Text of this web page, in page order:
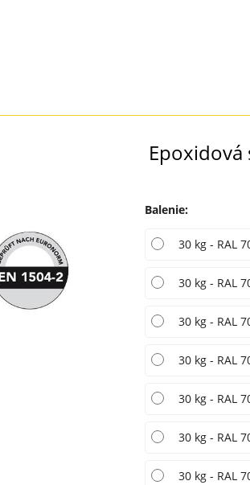
Epoxidová
Balenie:
30 kg - RAL
30 kg - RAL
30 kg - RAL
30 kg - RAL
30 kg - RAL
30 kg - RAL
30 kg - RAL